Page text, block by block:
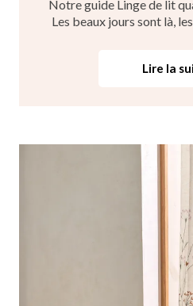
Notre guide Linge de lit
Les beaux jours sont là,
de sortie... Quand notre
Lire la